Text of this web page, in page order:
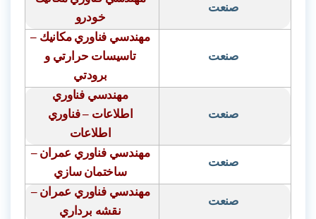
صنعت
خودرو
صنعت
مهندسي فناوري مكانيك –
تاسيسات حرارتي و
برودتي
صنعت
مهندسي فناوري
اطلاعات – فناوري
اطلاعات
صنعت
مهندسي فناوري عمران–
ساختمان سازي
صنعت
مهندسي فناوري عمران–
نقشه برداري